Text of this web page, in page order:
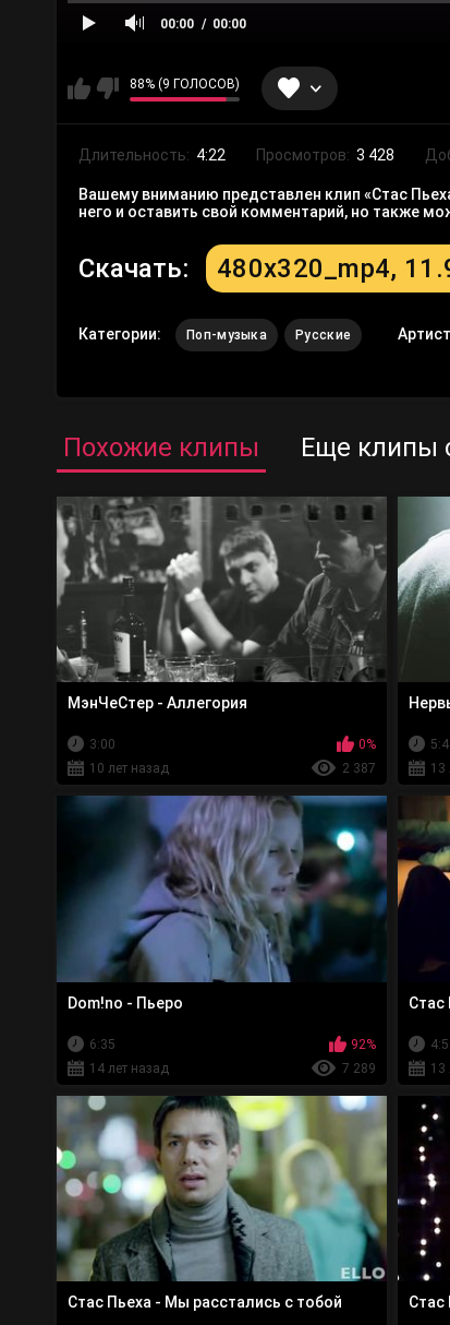
00:00 00:00
88% (9 ГОЛОСОВ)
Длительность: 4:22 Просмотров: 3 428
Вашему вниманию представлен клип «Стас
него и оставить свой комментарий, но также
Скачать: 480x320_mp4,
Категории: Поп-музыка Русские
Похожие клипы Еще клипы
МэнЧеСтер - Аллегория
3:00
0%
10 лет назад
2 387
13
Dom!no - Пьеро
6:35
92%
14 лет назад
7 289
Стас
13
Стас Пьеха - Мы расстались с тобой Стас